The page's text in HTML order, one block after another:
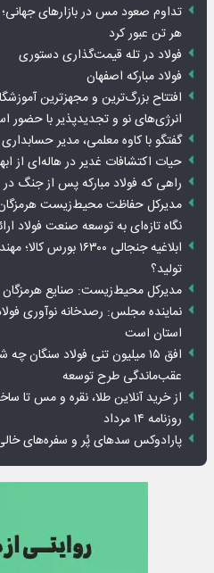
هر تن عبور کرد
فولاد در تله قیمت‌گذاری دستوری
فولاد مبارکه اصفهان
افتتاح بزرگ‌ترین و مجهزترین
انرژی‌های نو و تجدیدپذیر با حضور
گفتگو با کاوه معلمی، مدیر
حیات اکتشافات غدیر در هاله‌ای از
راهی که فولاد مبارکه پس از جنگ
مدیرکل حفاظت محیط‌زیست
نگاه تازه‌ای به توسعه صنعت فولاد
ابلاغیه جنجالی
تولید؟
مدیرکل محیط‌زیست: صنایع هرمزگان
نماینده مجلس: رصدخانه نوآوری
استان است
عقب‌ماندگی طرح توسعه
از خرید آنلاین طلا، نقره و مس تا
روزنامه ۱۴ مرداد
پارادوکس سدهای پُر و سفره‌های